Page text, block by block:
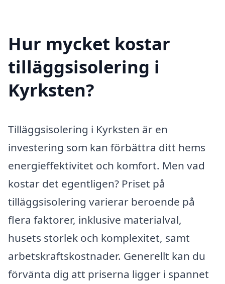
Hur mycket kostar
tilläggsisolering i
Kyrksten?
Tilläggsisolering i Kyrksten är en
investering som kan förbättra ditt hems
energieffektivitet och komfort. Men vad
kostar det egentligen? Priset på
tilläggsisolering varierar beroende på
flera faktorer, inklusive materialval,
husets storlek och komplexitet, samt
arbetskraftskostnader. Generellt kan du
förvänta dig att priserna ligger i spannet